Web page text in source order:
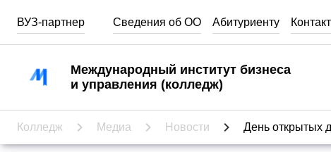
ВУЗ-партнер Сведения об ОО Абитуриенту
Международный институт бизнеса
и управления (колледж)
Кабинет абитуриента
Стоимость обучения
Колледж Медиа Новости День открытых